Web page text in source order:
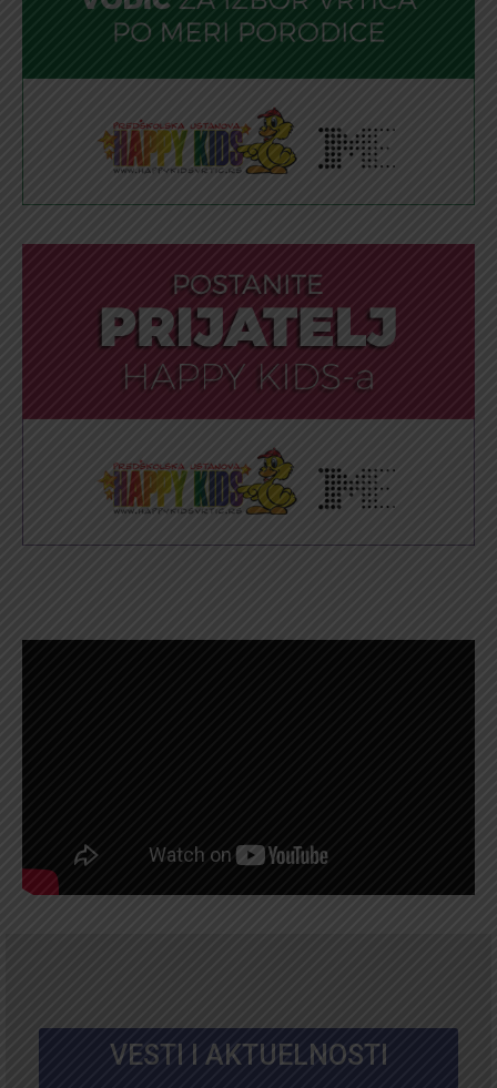
VESTI I AKTUELNOSTI